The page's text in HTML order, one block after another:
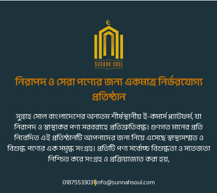
নিরাপদ ও সেরা পণ্যের জন্য একমাত্র নির্ভরযোগ্য
প্রতিষ্ঠান
সুন্নাহ সোল বাংলাদেশের অন্যতম শীর্ষস্থানীয় ই-কমার্স প্ল্যাটফর্ম, যা
নিরাপদ ও স্বাস্থ্যকর পণ্য সরবরাহে প্রতিশ্রুতিবদ্ধ। গুণগত মানের প্রতি
নিবেদিত এই প্রতিষ্ঠানটি আপনাদের জন্য নিয়ে এসেছে স্বাস্থ্যসম্মত ও
বিশুদ্ধ পণ্যের এক সমৃদ্ধ সংগ্রহ। প্রতিটি পণ্য সর্বোচ্চ বিশুদ্ধতা ও সতেজতা
নিশ্চিত করে সংগ্রহ ও প্রক্রিয়াজাত করা হয়,
01875533031info@sunnahsoul.com